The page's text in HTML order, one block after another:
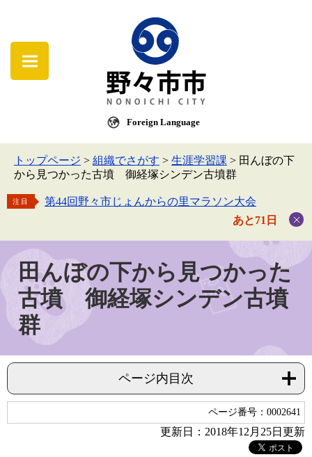
Foreign Language
トップページ > 組織でさがす > 生涯学習課 > 田んぼの下
から見つかった古墳 御経塚シンデン古墳群
注目
第44回野々市じょんからの里マラソン大会
あと71日
田んぼの下から見つかった
古墳 御経塚シンデン古墳
群
ページ内目次
ページ番号：0002641
更新日：2018年12月25日更新